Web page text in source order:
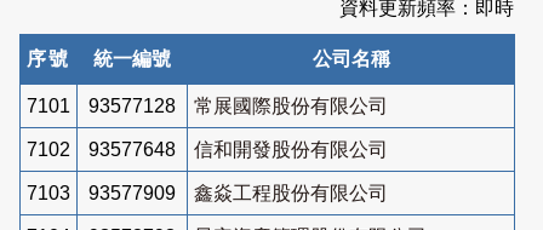
資料更新頻率：即時
序號 統一編號 公司名稱
7101 93577128 常展國際股份有限公司
7102 93577648 信和開發股份有限公司
7103 93577909 鑫焱工程股份有限公司